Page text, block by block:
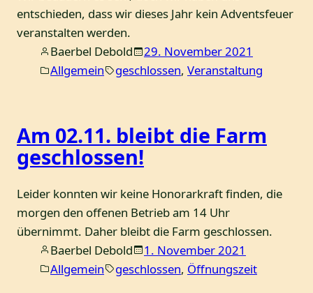
entschieden, dass wir dieses Jahr kein Adventsfeuer
veranstalten werden.
Baerbel Debold
29. November 2021
Allgemein
geschlossen, Veranstaltung
Am 02.11. bleibt die Farm
geschlossen!
Leider konnten wir keine Honorarkraft finden, die
morgen den offenen Betrieb am 14 Uhr
übernimmt. Daher bleibt die Farm geschlossen.
Baerbel Debold
1. November 2021
Allgemein
geschlossen, Öffnungszeit